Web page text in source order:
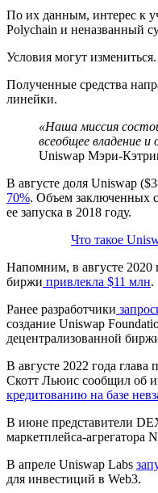
По их данным, интерес к
Polychain и неназванный
Условия могут измениться.
Полученные средства
линейки.
«Наша миссия
всеобщее владение и
Uniswap Мэри-
В августе доля Uniswap
70%. Объем заключенных
ее запуска в 2018 году.
Что такое
Напомним, в августе 2020
биржи привлекла $11 млн.
Ранее разработчики
создание Uniswap
децентрализованной
В августе 2022 года
Скотт Льюис сообщил об
кредитованию на базе
В июне представители
маркетплейса-агрегатора
В апреле Uniswap Labs
для инвестиций в Web3.